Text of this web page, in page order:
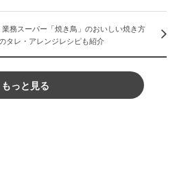
業務スーパー「焼き鳥」のおいしい焼き方
タレ・アレンジレシピも紹介
もっと見る